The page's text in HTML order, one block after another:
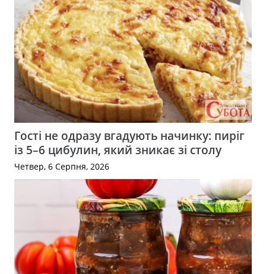
Гості не одразу вгадують начинку: пиріг
із 5–6 цибулин, який зникає зі столу
Четвер, 6 Серпня, 2026